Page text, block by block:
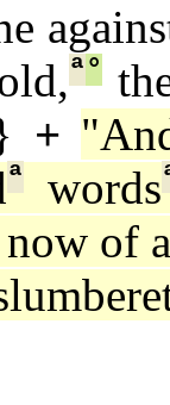
ª°
+
ª words
now of